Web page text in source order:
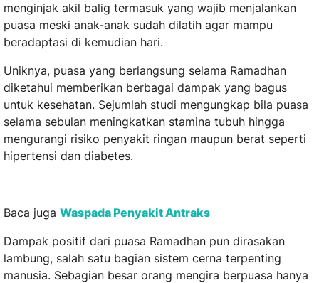
menginjak akil balig termasuk yang wajib menjalankan
puasa meski anak-anak sudah dilatih agar mampu
beradaptasi di kemudian hari.
Uniknya, puasa yang berlangsung selama Ramadhan
diketahui memberikan berbagai dampak yang bagus
untuk kesehatan. Sejumlah studi mengungkap bila puasa
selama sebulan meningkatkan stamina tubuh hingga
mengurangi risiko penyakit ringan maupun berat seperti
hipertensi dan diabetes.
Baca juga Waspada Penyakit Antraks
Dampak positif dari puasa Ramadhan pun dirasakan
lambung, salah satu bagian sistem cerna terpenting
manusia. Sebagian besar orang mengira berpuasa hanya